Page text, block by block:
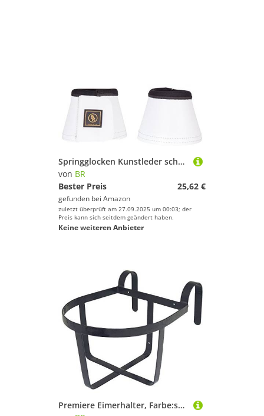
Springglocken Kunstleder schwarz Größe M, Farbe Schwarz
von BR
Bester Preis
25,62 €
gefunden bei Amazon
zuletzt überprüft am 27.09.2025 um 00:03; der
Preis kann sich seitdem geändert haben.
Keine weiteren Anbieter
Premiere Eimerhalter, Farbe:schwarz